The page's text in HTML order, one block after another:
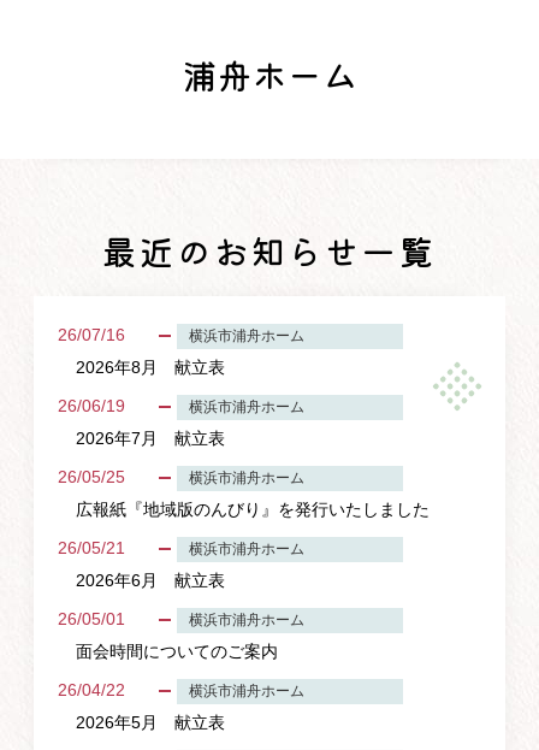
浦舟ホーム
最近のお知らせ一覧
26/07/16 横浜市浦舟ホーム
2026年8月 献立表
26/06/19
横浜市浦舟ホーム
2026年7月 献立表
26/05/25
横浜市浦舟ホーム
広報紙『地域版のんびり』を発行いたしました
26/05/21
横浜市浦舟ホーム
2026年6月 献立表
26/05/01
横浜市浦舟ホーム
面会時間についてのご案内
26/04/22
横浜市浦舟ホーム
2026年5月 献立表